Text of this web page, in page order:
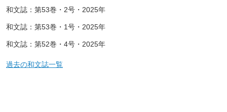
和文誌：第53巻・2号・2025年
和文誌：第53巻・1号・2025年
和文誌：第52巻・4号・2025年
過去の和文誌一覧